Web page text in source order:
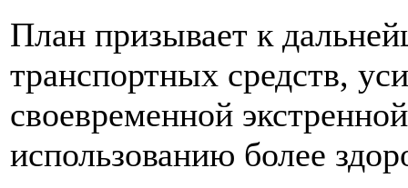
План призывает к
транспортных средств,
своевременной
использованию более